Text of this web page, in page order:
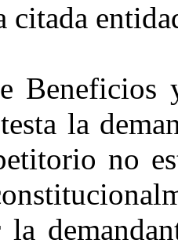
citada
Beneficios
la
no